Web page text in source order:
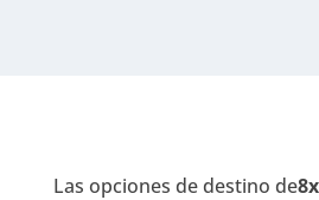
Las opciones de destino de